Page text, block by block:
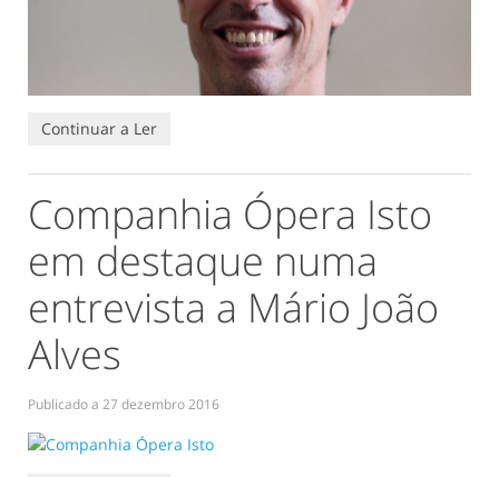
Continuar a Ler
Companhia Ópera Isto
em destaque numa
entrevista a Mário João
Alves
Publicado a 27 dezembro 2016